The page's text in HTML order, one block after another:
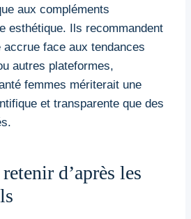
aux compléments
esthétique. Ils recommandent
face aux tendances
autres plateformes,
femmes mériterait une
et transparente que des
d’après les